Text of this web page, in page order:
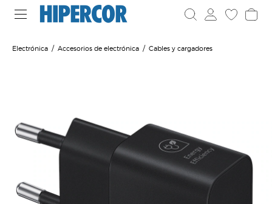
Electrónica Accesorios de electrónica Cables y cargadores